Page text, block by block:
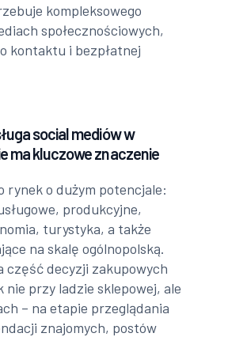
kompleksowego
społecznościowych,
kontaktu i bezpłatnej
social mediów w
ma kluczowe znaczenie
rynek o dużym potencjale:
produkcyjne,
turystyka, a także
na skalę ogólnopolską.
część decyzji zakupowych
nie przy ladzie sklepowej, ale
– na etapie przeglądania
znajomych, postów